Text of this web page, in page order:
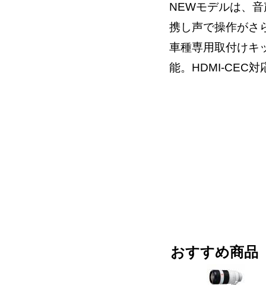
NEWモデルは、
携し声で操作がさ
車種専用取付けキ
能。HDMI-CEC対
おすすめ商品